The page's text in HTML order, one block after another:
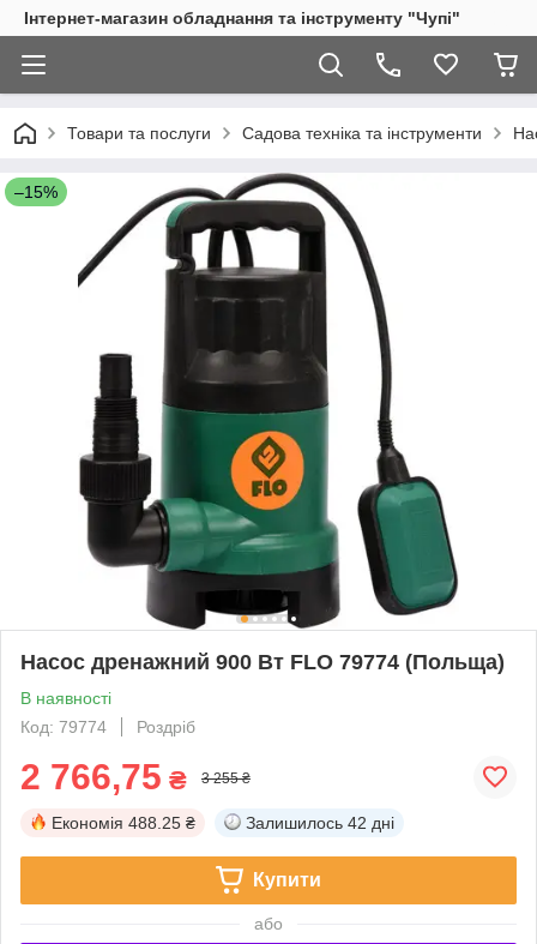
Інтернет-магазин обладнання та інструменту "Чупі"
Товари та послуги Садова техніка та інструменти
–15%
Насос дренажний 900 Вт FLO 79774 (Польща)
В наявності
Код: 79774
Роздріб
2 766,75 ₴ 3 255 ₴
Економія 488.25 ₴ Залишилось 42 дні
Купити
або